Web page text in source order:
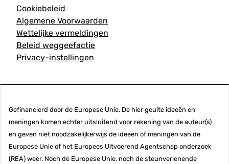
Cookiebeleid
Algemene Voorwaarden
Wettelijke vermeldingen
Beleid weggeefactie
Privacy-instellingen
Gefinancierd door de Europese Unie. De hier geuite ideeën en
meningen komen echter uitsluitend voor rekening van de auteur(s)
en geven niet noodzakelijkerwijs de ideeën of meningen van de
Europese Unie of het Europees Uitvoerend Agentschap onderzoek
(REA) weer. Noch de Europese Unie, noch de steunverlenende